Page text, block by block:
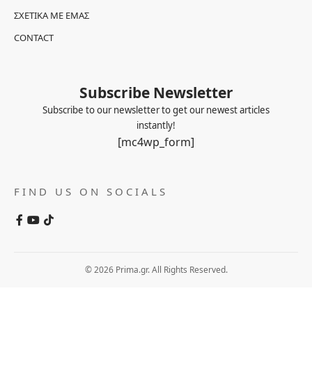
ΣΧΕΤΙΚΆ ΜΕ ΕΜΆΣ
CONTACT
Subscribe Newsletter
Subscribe to our newsletter to get our newest articles
instantly!
[mc4wp_form]
FIND US ON SOCIALS
© 2026 Prima.gr. All Rights Reserved.